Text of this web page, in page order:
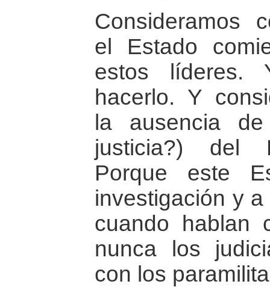
Consideramos
el Estado
estos líderes.
hacerlo. Y
la ausencia
justicia?) del
Porque este
investigación y
cuando hablan
nunca los
con los